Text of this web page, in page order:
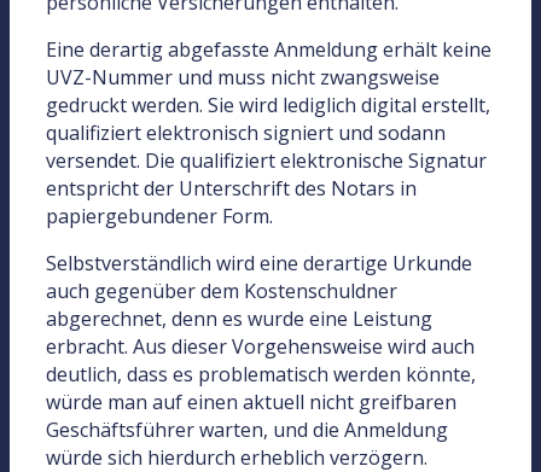
Eine derartig abgefasste Anmeldung erhält keine
UVZ-Nummer und muss nicht zwangsweise
gedruckt werden. Sie wird lediglich digital erstellt,
qualifiziert elektronisch signiert und sodann
versendet. Die qualifiziert elektronische Signatur
entspricht der Unterschrift des Notars in
papiergebundener Form.
Selbstverständlich wird eine derartige Urkunde
auch gegenüber dem Kostenschuldner
abgerechnet, denn es wurde eine Leistung
erbracht. Aus dieser Vorgehensweise wird auch
deutlich, dass es problematisch werden könnte,
würde man auf einen aktuell nicht greifbaren
Geschäftsführer warten, und die Anmeldung
würde sich hierdurch erheblich verzögern.